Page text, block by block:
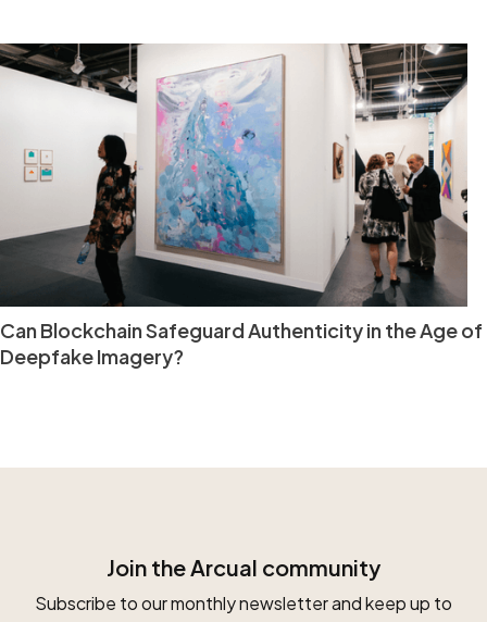
Can Blockchain Safeguard Authenticity in the Age of
Deepfake Imagery?
Join the Arcual community
Subscribe to our monthly newsletter and keep up to